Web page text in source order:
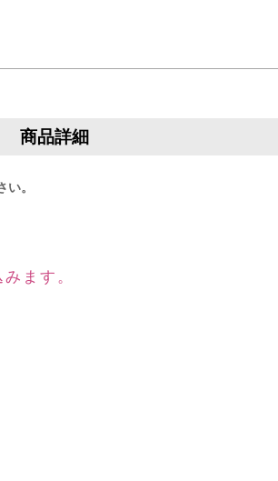
商品詳細
。
ます。